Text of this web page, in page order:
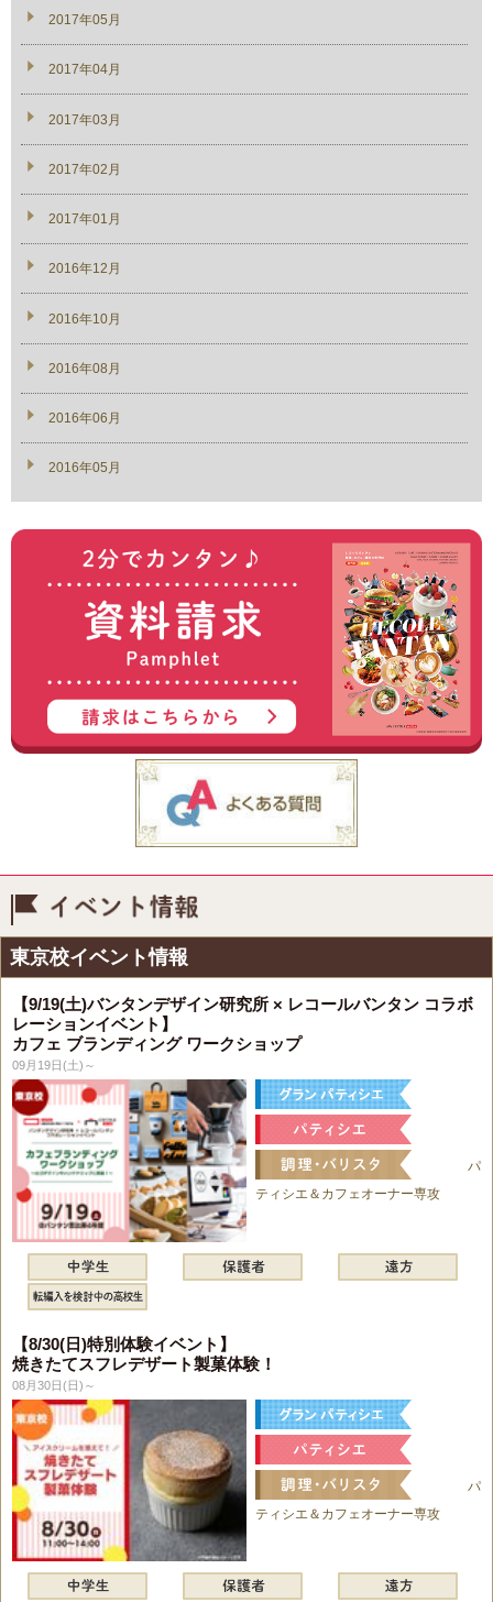
2017年05月
2017年04月
2017年03月
2017年02月
2017年01月
2016年12月
2016年10月
2016年08月
2016年06月
2016年05月
東京校イベント情報
【9/19(土)バンタンデザイン研究所 × レコールバンタン コラボ
レーションイベント】
カフェ ブランディング ワークショップ
09月19日(土)～
パ
ティシエ＆カフェオーナー専攻
【8/30(日)特別体験イベント】
焼きたてスフレデザート製菓体験！
08月30日(日)～
パ
ティシエ＆カフェオーナー専攻